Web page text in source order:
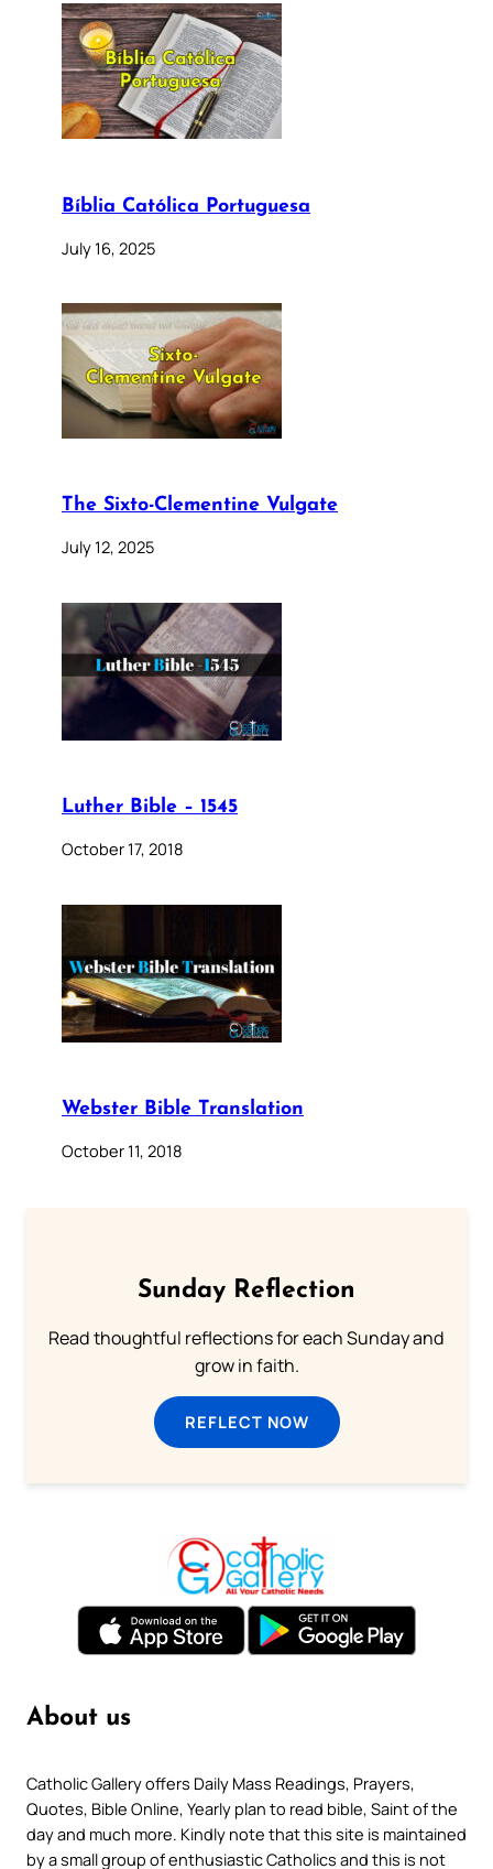
Bíblia Católica Portuguesa
July 16, 2025
The Sixto-Clementine Vulgate
July 12, 2025
Luther Bible – 1545
October 17, 2018
Webster Bible Translation
October 11, 2018
Sunday Reflection
Read thoughtful reflections for each Sunday and
grow in faith.
REFLECT NOW
About us
Catholic Gallery offers Daily Mass Readings, Prayers,
Quotes, Bible Online, Yearly plan to read bible, Saint of the
day and much more. Kindly note that this site is maintained
by a small group of enthusiastic Catholics and this is not